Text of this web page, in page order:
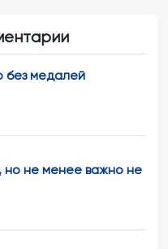
без медалей
не менее важно не